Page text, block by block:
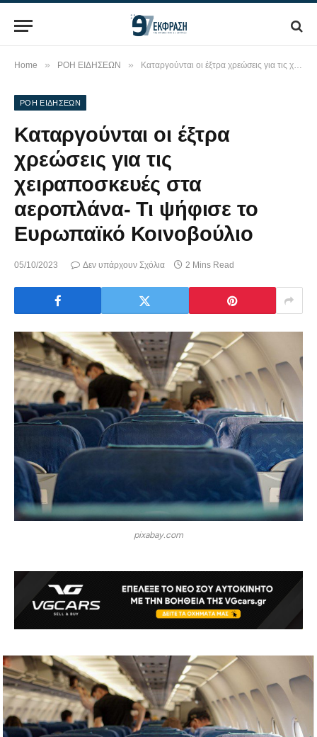
Home » ΡΟΗ ΕΙΔΗΣΕΩΝ » Καταργούνται οι έξτρα χρεώσεις για τις χειραποσκευές στα αεροπλάνα- Τι ψήφισε το Ευρωπαϊκό Κοινοβούλιο
ΡΟΗ ΕΙΔΗΣΕΩΝ
Καταργούνται οι έξτρα
χρεώσεις για τις
χειραποσκευές στα
αεροπλάνα- Τι ψήφισε το
Ευρωπαϊκό Κοινοβούλιο
05/10/2023 Δεν υπάρχουν Σχόλια 2 Mins Read
pixabay.com